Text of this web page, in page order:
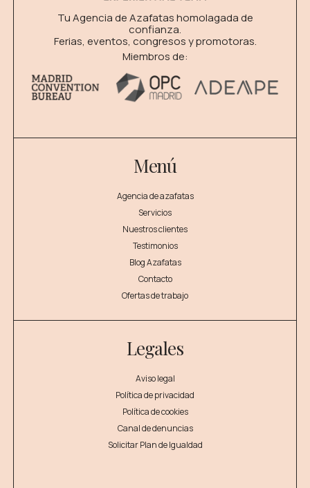
Tu Agencia de Azafatas homolagada de
confianza.
Ferias, eventos, congresos y promotoras.
Miembros de:
Menú
Agencia de azafatas
Servicios
Nuestros clientes
Testimonios
Blog Azafatas
Contacto
Ofertas de trabajo
Legales
Aviso legal
Política de privacidad
Política de cookies
Canal de denuncias
Solicitar Plan de Igualdad